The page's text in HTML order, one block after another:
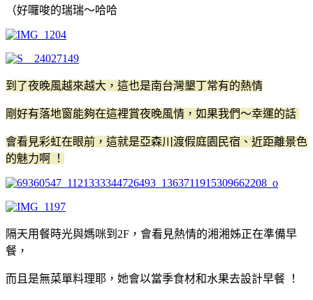
（好囉唆的瑞瑞～哈哈
到了夜晚風越來越大，這也是南台灣墾丁常有的熱情
剛好有落地窗能夠在這裡賞夜晚風情，如果我們～幸運的話
會看見彩虹在眼前，這就是亞森川渡假庭園民宿、近距離景色
的魅力啊 ！
隔天用餐時光與媽咪到2F，會看見熱情的湘湘姊正在準備早
餐，
而且是無菜單料理耶，她會以當季食材和水果去設計早餐 ！